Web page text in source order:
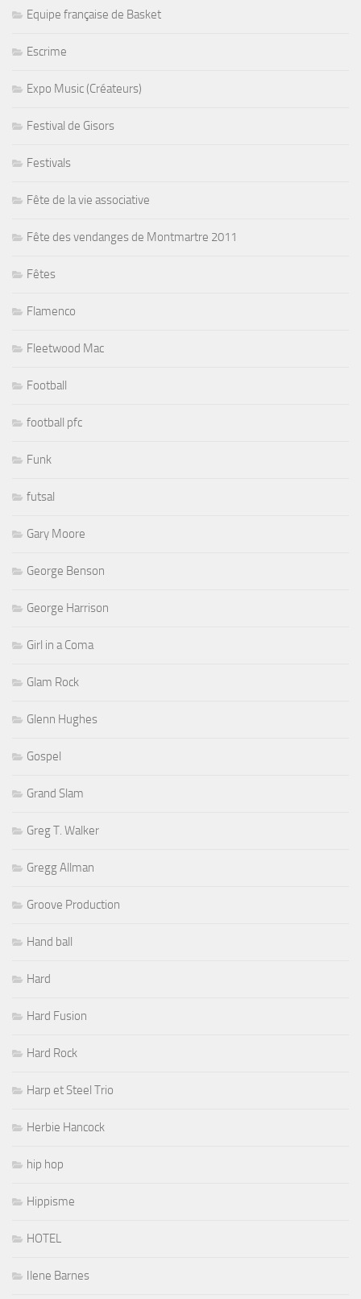
Equipe française de Basket
Escrime
Expo Music (Créateurs)
Festival de Gisors
Festivals
Fête de la vie associative
Fête des vendanges de Montmartre 2011
Fêtes
Flamenco
Fleetwood Mac
Football
football pfc
Funk
futsal
Gary Moore
George Benson
George Harrison
Girl in a Coma
Glam Rock
Glenn Hughes
Gospel
Grand Slam
Greg T. Walker
Gregg Allman
Groove Production
Hand ball
Hard
Hard Fusion
Hard Rock
Harp et Steel Trio
Herbie Hancock
hip hop
Hippisme
HOTEL
Ilene Barnes